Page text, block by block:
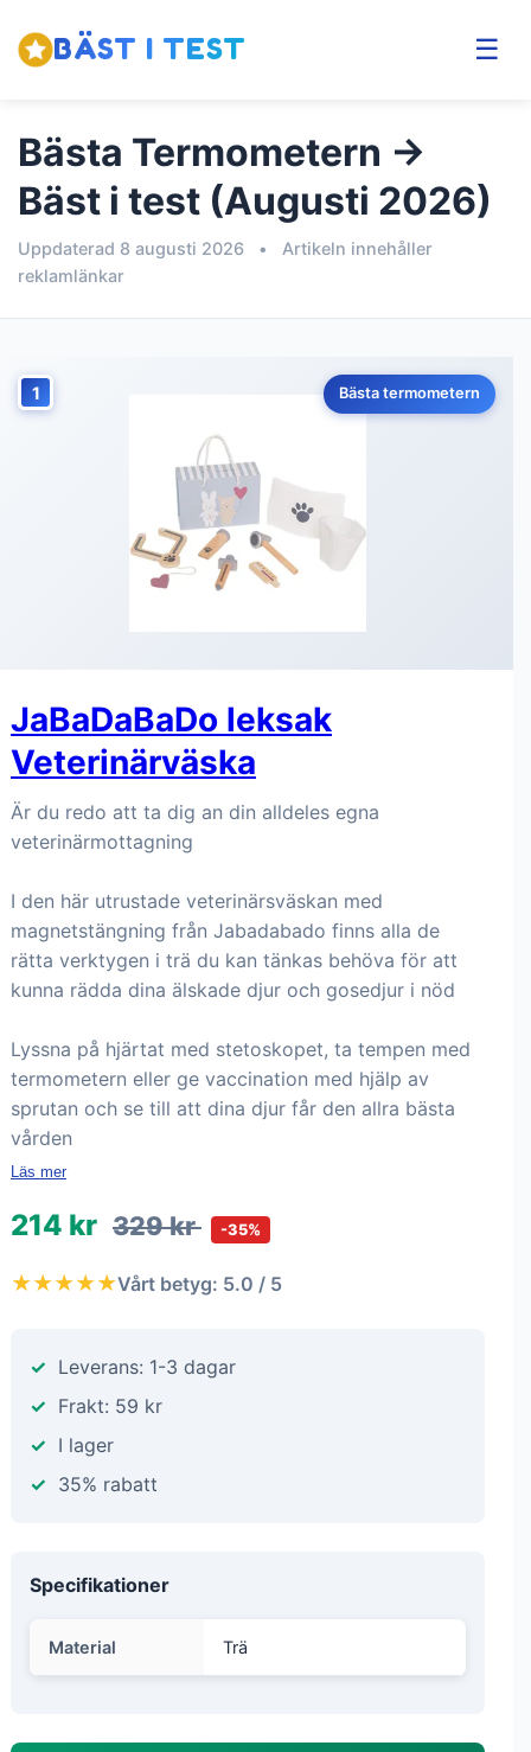
BÄST I TEST ☰
Bästa Termometern →
Bäst i test (Augusti 2026)
Uppdaterad 8 augusti 2026 •
Artikeln innehåller
reklamlänkar
1 Bästa termometern
JaBaDaBaDo leksak
Veterinärväska
Är du redo att ta dig an din alldeles egna
veterinärmottagning
I den här utrustade veterinärsväskan med
magnetstängning från Jabadabado finns alla de
rätta verktygen i trä du kan tänkas behöva för att
kunna rädda dina älskade djur och gosedjur i nöd
Lyssna på hjärtat med stetoskopet, ta tempen med
termometern eller ge vaccination med hjälp av
sprutan och se till att dina djur får den allra bästa
vården
Läs mer
214 kr 329 kr -35%
★★★★★Vårt betyg: 5.0 / 5
Leverans: 1-3 dagar
Frakt: 59 kr
I lager
35% rabatt
Specifikationer
Material Trä